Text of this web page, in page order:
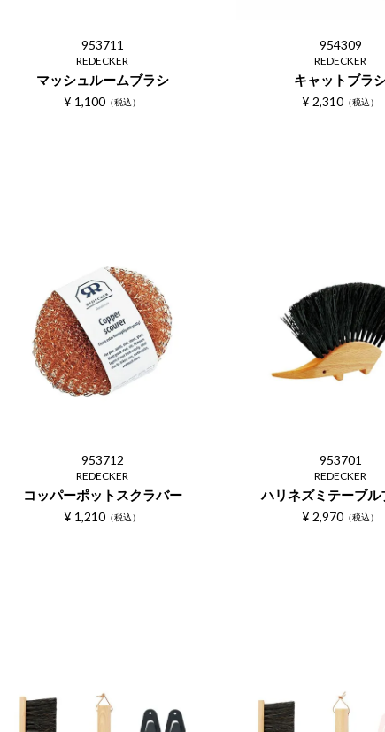
953711
REDECKER
マッシュルームブラシ
¥ 1,100 税込
954309
REDECKER
キャットブラ
¥ 2,310 税込
953712
REDECKER
コッパーポットスクラバー
¥ 1,210 税込
953701
REDECKER
ハリネズミテーブル
¥ 2,970 税込